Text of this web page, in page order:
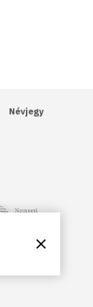
Névjegy
Bezárás